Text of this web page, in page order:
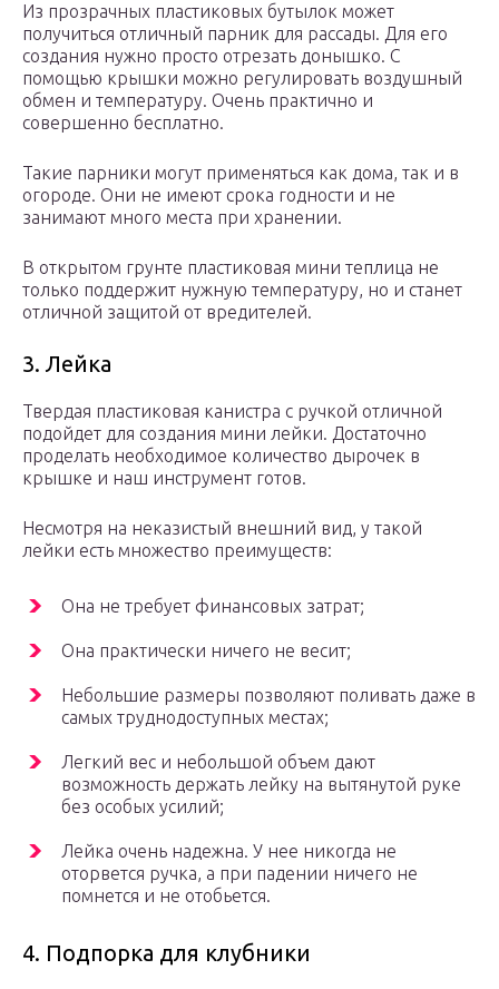
Из прозрачных пластиковых бутылок может
получиться отличный парник для рассады. Для его
создания нужно просто отрезать донышко. С
помощью крышки можно регулировать воздушный
обмен и температуру. Очень практично и
совершенно бесплатно.
Такие парники могут применяться как дома, так и в
огороде. Они не имеют срока годности и не
занимают много места при хранении.
В открытом грунте пластиковая мини теплица не
только поддержит нужную температуру, но и станет
отличной защитой от вредителей.
3. Лейка
Твердая пластиковая канистра с ручкой отличной
подойдет для создания мини лейки. Достаточно
проделать необходимое количество дырочек в
крышке и наш инструмент готов.
Несмотря на неказистый внешний вид, у такой
лейки есть множество преимуществ:
Она не требует финансовых затрат;
Она практически ничего не весит;
Небольшие размеры позволяют поливать даже в
самых труднодоступных местах;
Легкий вес и небольшой объем дают
возможность держать лейку на вытянутой руке
без особых усилий;
Лейка очень надежна. У нее никогда не
оторвется ручка, а при падении ничего не
помнется и не отобьется.
4. Подпорка для клубники